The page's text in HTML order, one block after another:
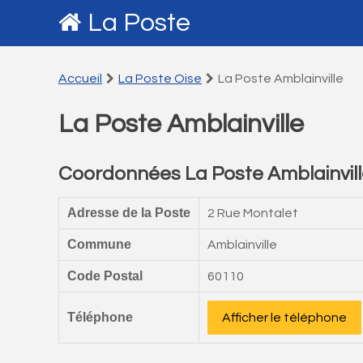
La Poste
Accueil La Poste Oise La Poste Amblainville
La Poste Amblainville
Coordonnées La Poste
Adresse de la Poste 2 Rue Montalet
Commune Amblainville
Code Postal 60110
Téléphone Afficher le téléphone